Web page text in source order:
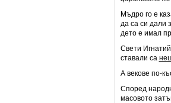
Мъдро го е
да са си дали
дето е имал
Свети
ставали са
А векове по-
Според
масовото